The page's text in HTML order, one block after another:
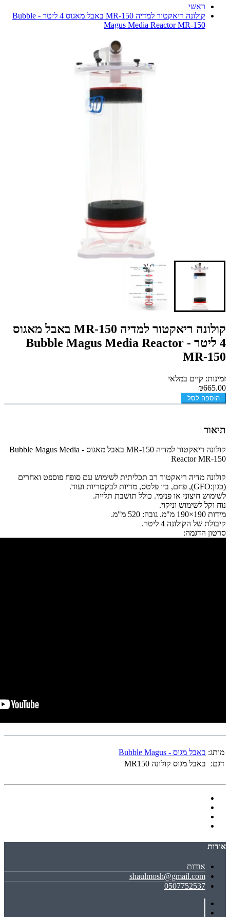
ראשי
קולונה ריאקטור למדיה MR-150 באבל מאגוס 4 ליטר - Bubble
Magus Media Reactor MR-150
קולונה ריאקטור למדיה MR-150 באבל מאגוס
4 ליטר - Bubble Magus Media Reactor
MR-150
זמינות: קיים במלאי
₪665.00
הוספה לסל
תיאור
קולונה ריאקטור למדיה MR-150 באבל מאגוס - Bubble Magus Media
Reactor MR-150
קולונה מדיה ריאקטור רב תכליתית לשימוש עם סופח פוספט ואחרים
(כגון:GFO), פחם, ביו פלטס, מדיות לבקטריות ועוד.
לשימוש חיצוני או פנימי. כולל תושבת תלייה.
נוח וקל לשימוש וניקוי.
מידות 190×190 מ"מ.
גובה: 520 מ"מ.
קיבולת של הקולונה 4 ליטר.
סרטון הדגמה:
מותג: באבל מגוס - Bubble Magus
דגם:
באבל מגוס קולונה MR150
אודות
אודות
shaulmosh@gmail.com
0507752537